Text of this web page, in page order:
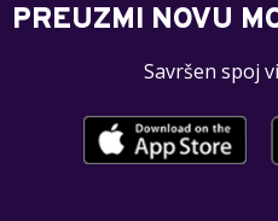
PREUZMI NOVU
Savršen spoj